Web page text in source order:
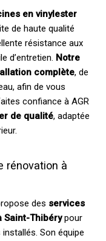
en vinylester
de haute qualité
résistance aux
d’entretien. Notre
complète, de
afin de vous
confiance à AGR
de qualité, adaptée
rénovation à
des services
Saint-Thibérypour
Son équipe